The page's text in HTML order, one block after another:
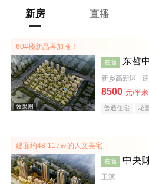
新房 直播
60#楼新品再加推！
在售 东哲
新乡高新区
8500 元/平米
普通住宅 花
建面约48-117㎡的人文美宅
在售 中央
卫滨